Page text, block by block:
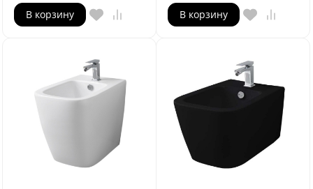
В корзину В корзину